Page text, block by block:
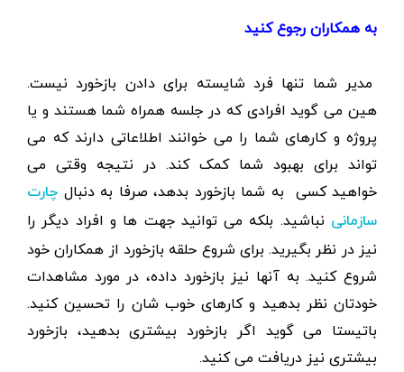
به همکاران رجوعکنید
مدیر شما تنها فرد شایسته برای دادن بازخورد نیست.
هین می گوید افرادی که در جلسه همراه شما هستند و یا
پروژه و کارهای شما را می خوانند اطلاعاتی دارند که می
تواند برای بهبود شما کمک کند. در نتیجه وقتی می
خواهید کسی به شما بازخورد بدهد، صرفا به دنبال چارت
سازمانی نباشید. بلکه می توانید جهت ها و افراد دیگر را
نیز در نظر بگیرید. برای شروع حلقه بازخورد از همکاران خود
شروع کنید. به آنها نیز بازخورد داده، در مورد مشاهدات
خودتان نظر بدهید و کارهای خوب شان را تحسین کنید.
باتیستا می گوید اگر بازخورد بیشتری بدهید، بازخورد
بیشتری نیز دریافت می کنید.